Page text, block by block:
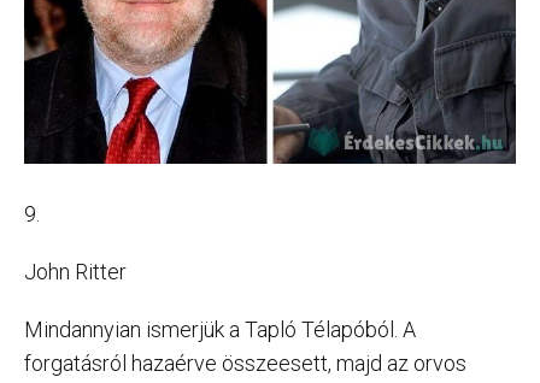
9.
John Ritter
Mindannyian ismerjük a Tapló Télapóból. A
forgatásról hazaérve összeesett, majd az orvos